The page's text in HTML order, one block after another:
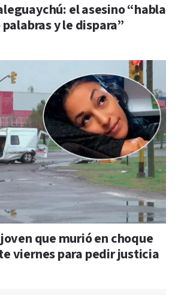
el asesino “habla
y le dispara”
que murió en choque
viernes para pedir justicia